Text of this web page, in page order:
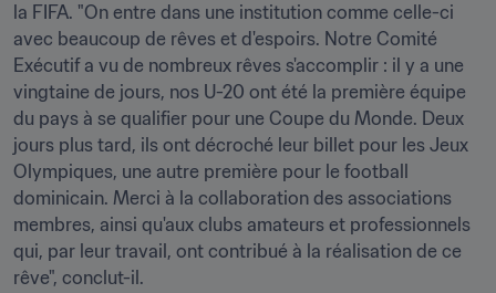
la FIFA. "On entre dans une institution comme celle-ci
avec beaucoup de rêves et d'espoirs. Notre Comité
Exécutif a vu de nombreux rêves s'accomplir : il y a une
vingtaine de jours, nos U-20 ont été la première équipe
du pays à se qualifier pour une Coupe du Monde. Deux
jours plus tard, ils ont décroché leur billet pour les Jeux
Olympiques, une autre première pour le football
dominicain. Merci à la collaboration des associations
membres, ainsi qu'aux clubs amateurs et professionnels
qui, par leur travail, ont contribué à la réalisation de ce
rêve", conclut-il.